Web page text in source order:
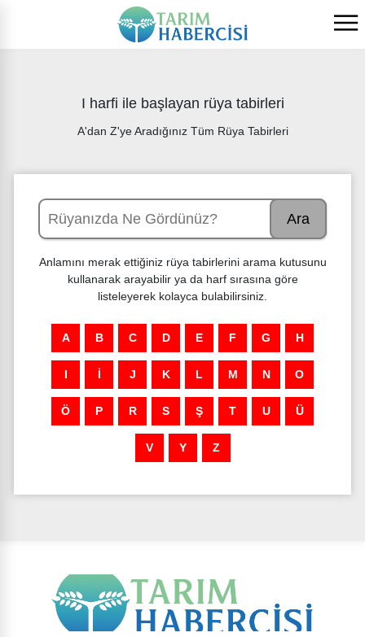
I harfi ile başlayan rüya tabirleri
A'dan Z'ye Aradığınız Tüm Rüya Tabirleri
Ara
Anlamını merak ettiğiniz rüya tabirlerini arama kutusunu
kullanarak arayabilir ya da harf sırasına göre
listeleyerek kolayca bulabilirsiniz.
A B C D E F G H
I İ J K L M N O
Ö P R S Ş T U Ü
V Y Z